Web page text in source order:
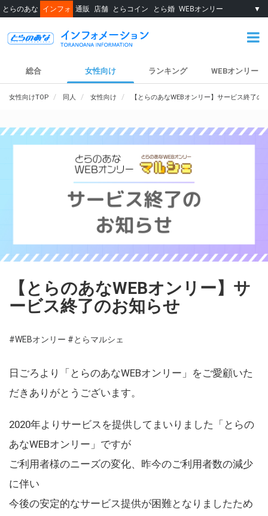
とらのあな インフォ 通販 店舗 とらコイン とら婚 WEBオンリー ▼
総合 女性向け ランキング WEBオンリー
女性向けTOP 同人 女性向け 【とらのあなWEBオンリー】サービス終了の
【とらのあなWEBオンリー】サ
ービス終了のお知らせ
#WEBオンリー #とらマルシェ
日ごろより「とらのあなWEBオンリー」をご愛顧いた
だきありがとうございます。
2020年よりサービスを提供してまいりました「とらの
あなWEBオンリー」ですが
ご利用者様のニーズの変化、昨今のご利用者数の減少
に伴い
今後の安定的なサービス提供が困難となりましたため